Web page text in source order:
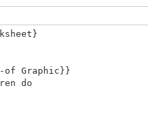
Graphic}}
do